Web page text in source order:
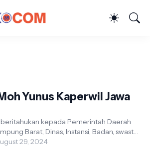
Yunus Kaperwil Jawa
kepada Pemerintah Daerah
Barat, Dinas, Instansi, Badan, swasta,
...
29, 2024